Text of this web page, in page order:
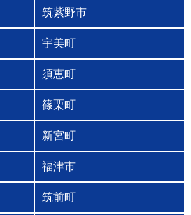
筑紫野市
宇美町
須恵町
篠栗町
新宮町
福津市
筑前町